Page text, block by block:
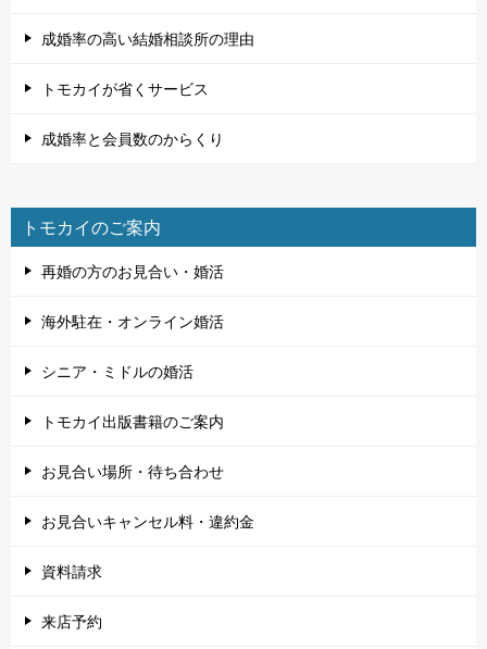
成婚率の高い結婚相談所の理由
トモカイが省くサービス
成婚率と会員数のからくり
トモカイのご案内
再婚の方のお見合い・婚活
海外駐在・オンライン婚活
シニア・ミドルの婚活
トモカイ出版書籍のご案内
お見合い場所・待ち合わせ
お見合いキャンセル料・違約金
資料請求
来店予約